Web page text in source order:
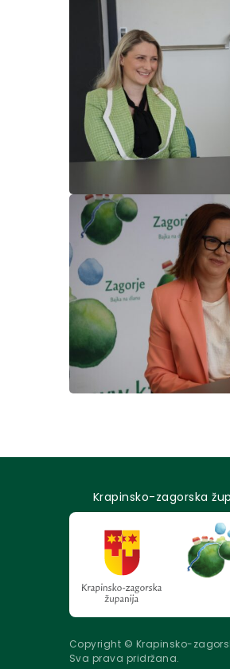
Krapinsko-zagorska
Copyright © Krapinsko-
Sva prava pridržana.